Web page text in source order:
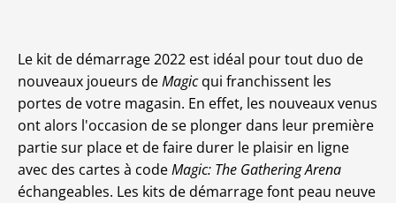
Le kit de démarrage 2022 est idéal pour tout duo de
nouveaux joueurs deMagicqui franchissent les
portes de votre magasin. En effet, les nouveaux venus
ont alors l'occasion de se plonger dans leur première
partie sur place et de faire durer le plaisir en ligne
avec des cartes à codeMagic: The Gathering Arena
échangeables. Les kits de démarrage font peau neuve